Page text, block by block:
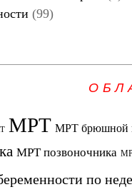
(99)
МРТ МРТ брюшной
МРТ позвоночника
по